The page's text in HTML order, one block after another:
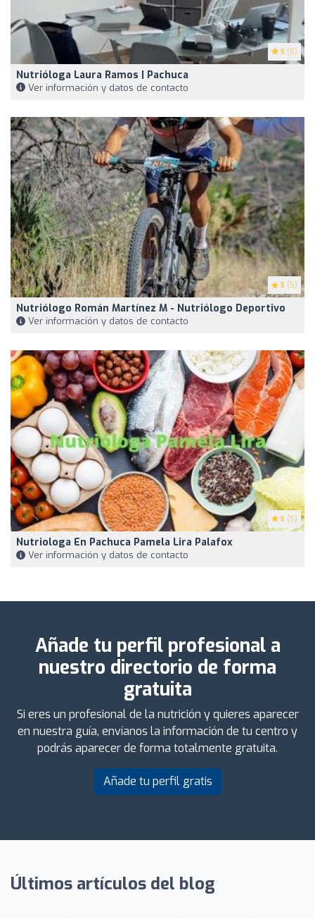
5 (5)
Nutrióloga Laura Ramos | Pachuca
Ver información y datos de contacto
5 (5)
Nutriólogo Román Martínez M - Nutriólogo Deportivo
Ver información y datos de contacto
5 (5)
Nutriologa En Pachuca Pamela Lira Palafox
Ver información y datos de contacto
Añade tu perfil profesional a
nuestro directorio de forma
gratuita
Si eres un profesional de la nutrición y quieres aparecer
en nuestra guía, envíanos la información de tu centro y
podrás aparecer de forma totalmente gratuita.
Añade tu perfil gratis
Últimos artículos del blog